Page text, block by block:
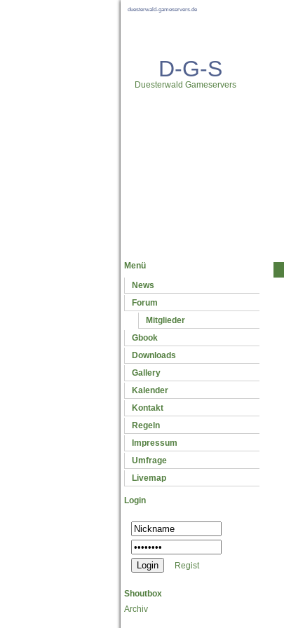
duesterwald-gameservers.de
D-G-S
Duesterwald Gameservers
Menü
News
Forum
Mitglieder
Gbook
Downloads
Gallery
Kalender
Kontakt
Regeln
Impressum
Umfrage
Livemap
Login
Regist
Shoutbox
Archiv